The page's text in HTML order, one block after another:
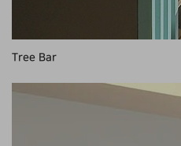
Tree Bar